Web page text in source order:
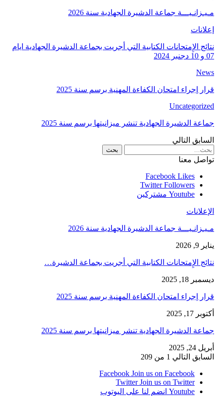
مـيـزانـيـــة جماعة الدشيرة الجهادية سنة 2026
إعلانات
نتائج الإِمتحانات الكتابية التي أجريت بجماعة الدشيرة الجهادية ايام
07 و 10 دجنبر 2024
News
قرار إجراء امتحان الكفاءة المهنية برسم سنة 2025
Uncategorized
جماعة الدشيرة الجهادية تنشر ميزانيتها برسم سنة 2025
السابق التالي
تواصل معنا
Facebook Likes
Twitter Followers
Youtube مشتركين
الإعلانات
مـيـزانـيـــة جماعة الدشيرة الجهادية سنة 2026
يناير 9, 2026
نتائج الإِمتحانات الكتابية التي أجريت بجماعة الدشيرة…
ديسمبر 18, 2025
قرار إجراء امتحان الكفاءة المهنية برسم سنة 2025
أكتوبر 17, 2025
جماعة الدشيرة الجهادية تنشر ميزانيتها برسم سنة 2025
أبريل 24, 2025
السابق التالي 1 من 209
Facebook Join us on Facebook
Twitter Join us on Twitter
Youtube انضم لنا على اليوتوب